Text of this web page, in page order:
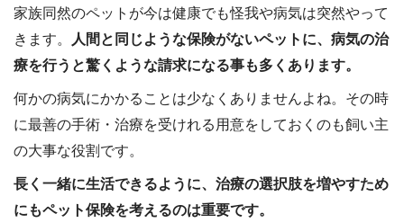
家族同然のペットが今は健康でも怪我や病気は突然やって
きます。
人間と同じような保険がないペットに、病気の治
療を行うと驚くような請求になる事も多くあります。
何かの病気にかかることは少なくありませんよね。その時
に最善の手術・治療を受けれる用意をしておくのも飼い主
の大事な役割です。
長く一緒に生活できるように、治療の選択肢を増やすため
にもペット保険を考えるのは重要です。